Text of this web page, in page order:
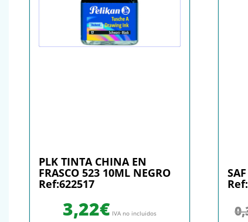
PLK TINTA CHINA EN
FRASCO 523 10ML NEGRO
Ref:622517
3,22€ IVA no incluidos